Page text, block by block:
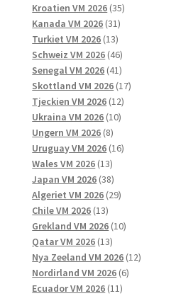
produkter
Kroatien VM 2026 3535
Kanada VM 2026 3131
produkter
Turkiet VM 2026 1313
produkter
Schweiz VM 2026 4646
produkter
Senegal VM 2026 4141
produkter
Skottland VM 2026 1717
Tjeckien VM 2026 1212
Ukraina VM 2026 1010
Ungern VM 2026 88
produkter
Uruguay VM 2026 1616
Wales VM 2026 1313
produkter
Japan VM 2026 3838
produkter
Algeriet VM 2026 2929
Chile VM 2026 1313
produkter
Grekland VM 2026 1010
Qatar VM 2026 1313
produkter
Nya Zeeland VM 2026 1212
Nordirland VM 2026 66
Ecuador VM 2026 1111